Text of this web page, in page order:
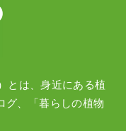
とは、身近にある植
グ、「暮らしの植物